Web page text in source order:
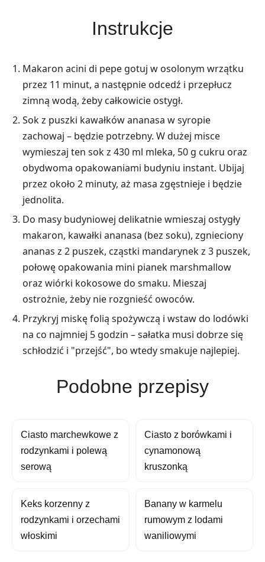
Instrukcje
Makaron acini di pepe gotuj w osolonym wrzątku
przez 11 minut, a następnie odcedź i przepłucz
zimną wodą, żeby całkowicie ostygł.
Sok z puszki kawałków ananasa w syropie
zachowaj – będzie potrzebny. W dużej misce
wymieszaj ten sok z 430 ml mleka, 50 g cukru oraz
obydwoma opakowaniami budyniu instant. Ubijaj
przez około 2 minuty, aż masa zgęstnieje i będzie
jednolita.
Do masy budyniowej delikatnie wmieszaj ostygły
makaron, kawałki ananasa (bez soku), zgnieciony
ananas z 2 puszek, cząstki mandarynek z 3 puszek,
połowę opakowania mini pianek marshmallow
oraz wiórki kokosowe do smaku. Mieszaj
ostrożnie, żeby nie rozgnieść owoców.
Przykryj miskę folią spożywczą i wstaw do lodówki
na co najmniej 5 godzin – sałatka musi dobrze się
schłodzić i "przejść", bo wtedy smakuje najlepiej.
Podobne przepisy
Ciasto marchewkowe z
rodzynkami i polewą
serową
Ciasto z borówkami i
cynamonową
kruszonką
Keks korzenny z
rodzynkami i orzechami
włoskimi
Banany w karmelu
rumowym z lodami
waniliowymi